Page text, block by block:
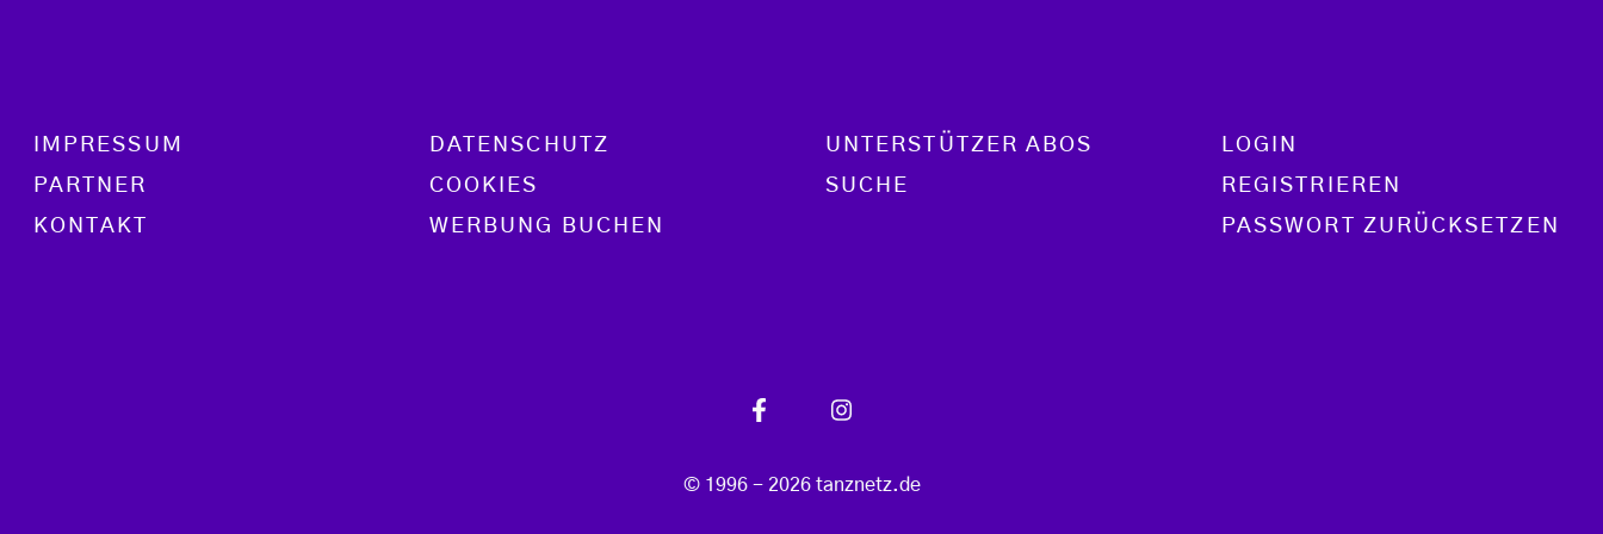
Footer menu
IMPRESSUM
PARTNER
KONTAKT
DATENSCHUTZ
COOKIES
WERBUNG BUCHEN
UNTERSTÜTZER ABOS
SUCHE
LOGIN
REGISTRIEREN
PASSWORT ZURÜCKSETZEN
© 1996 - 2026 tanznetz.de